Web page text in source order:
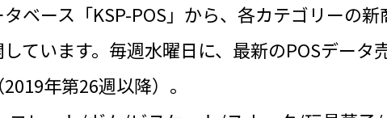
ベース「KSP-POS」から、各カテゴリーの新
ています。毎週水曜日に、最新のPOSデータ
年第26週以降）。